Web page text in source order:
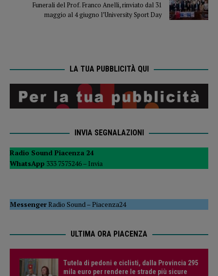
Funerali del Prof. Franco Anelli, rinviato dal 31
maggio al 4 giugno l’University Sport Day
LA TUA PUBBLICITÀ QUI
INVIA SEGNALAZIONI
Radio Sound Piacenza 24
WhatsApp 333 7575246 – Invia
MessengerRadio Sound –Piacenza24
ULTIMA ORA PIACENZA
Tutela di pedoni e ciclisti, dalla Provincia 295
mila euro per rendere le strade più sicure